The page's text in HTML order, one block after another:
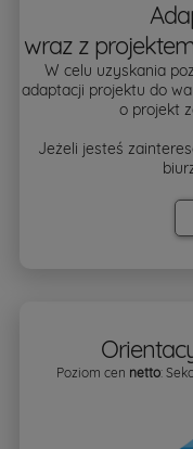
wraz z
W celu uzyskania
adaptacji projektu do
o projekt
Jeżeli jesteś
Poziom cen netto: